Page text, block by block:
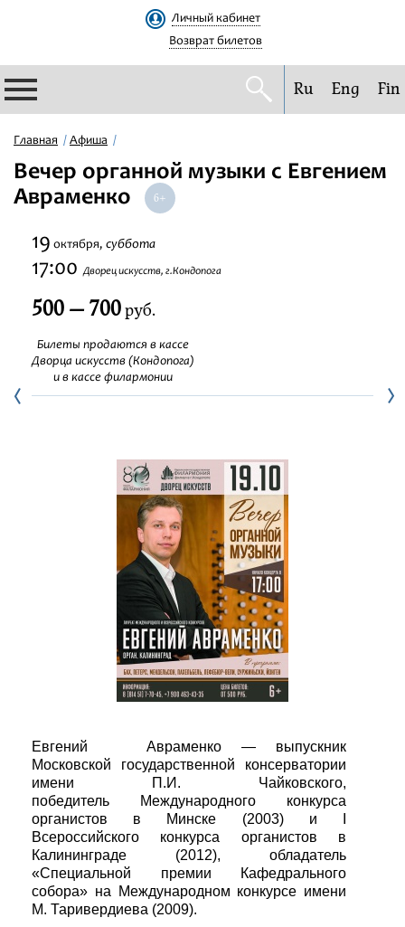
Личный кабинет
Возврат билетов
Филармония
Афиша
Фестивали
Контакты
Ru Eng Fin
Главная Афиша
Вечер органной музыки с Евгением
Авраменко
19 октября, суббота
17:00 Дворец искусств, г.Кондопога
500 — 700руб.
Билеты продаются в кассе
Дворца искусств (Кондопога)
и в кассе филармонии
Евгений Авраменко — выпускник
Московской государственной консерватории
имени П.И. Чайковского,
победитель Международного конкурса
органистов в Минске (2003) и I
Всероссийского конкурса органистов в
Калининграде (2012), обладатель
«Специальной премии Кафедрального
собора» на Международном конкурсе имени
М. Таривердиева (2009).